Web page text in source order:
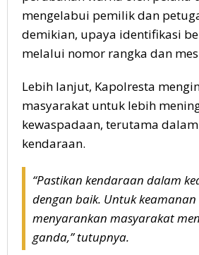
mengelabui pemilik dan
demikian, upaya identifikasi
melalui nomor rangka dan
Lebih lanjut, Kapolresta
masyarakat untuk lebih
kewaspadaan, terutama
kendaraan.
“Pastikan kendaraan dalam
dengan baik. Untuk
menyarankan masyarakat
ganda,” tutupnya.